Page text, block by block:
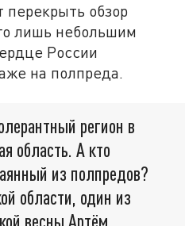
обзор
лишь небольшим
России
на полпреда.
регион в
область. А кто
из полпредов?
области, один из
весны Артём